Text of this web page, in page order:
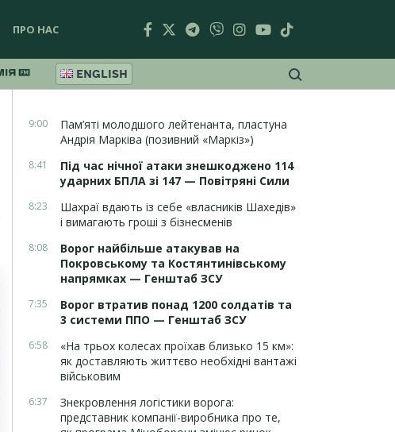
ПРО НАС
ENGLISH
9:00
Пам’яті молодшого лейтенанта, пластуна
Андрія Марківа (позивний «Маркіз»)
8:41
Під час нічної атаки знешкоджено 114
ударних БПЛА зі 147 — Повітряні Сили
8:23
Шахраї вдають із себе «власників Шахедів»
і вимагають гроші з бізнесменів
8:08
Ворог найбільше атакував на
Покровському та Костянтинівському
напрямках — Генштаб ЗСУ
7:35
Ворог втратив понад 1200 солдатів та
3 системи ППО — Генштаб ЗСУ
6:58
«На трьох колесах проїхав близько 15 км»:
як доставляють життєво необхідні вантажі
військовим
6:37
Знекровлення логістики ворога:
представник компанії-виробника про те,